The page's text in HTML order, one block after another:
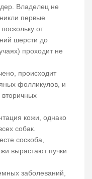
Владелец не
первые
от
шерсти до
проходит не
происходит
фолликулов, и
кожи, однако
собак.
соскоба,
вырастают пучки
заболеваний,